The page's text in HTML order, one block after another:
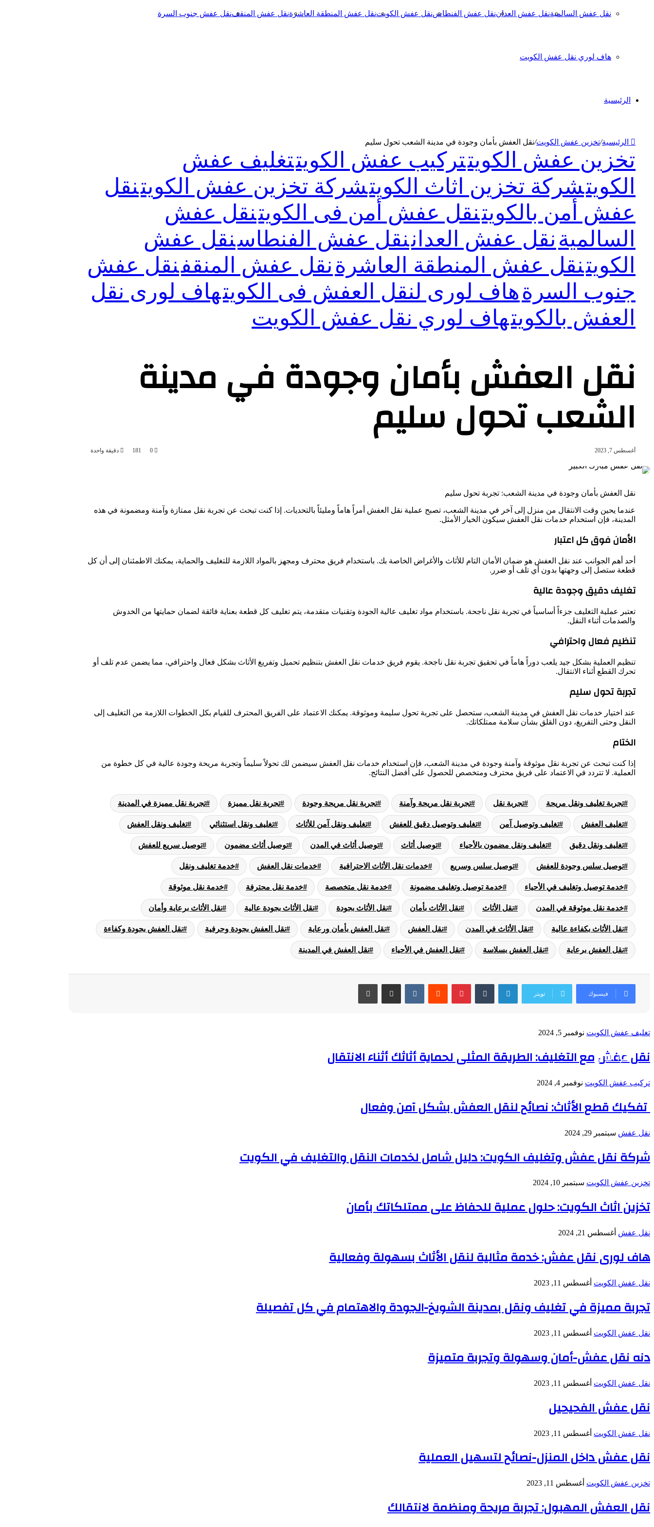
نقل عفش السالميةنقل عفش العداننقل عفش الفنطاسنقل عفش الكويتنقل عفش المنطقة العاشرةنقل عفش المنقفنقل عفش جنوب السرة
هاف لوري نقل عفش الكويت
الرئيسية
الرئيسية/تخزين عفش الكويت/نقل العفش بأمان وجودة في مدينة الشعب تحول سليم
تخزين عفش الكويتتركيب عفش الكويتتغليف عفش
الكويتشركة تخزين اثاث الكويتشركة تخزين عفش الكويتنقل
عفش أمن بالكويتنقل عفش أمن فى الكويتنقل عفش
السالمية نقل عفش العداننقل عفش الفنطاسنقل عفش
الكويتنقل عفش المنطقة العاشرة نقل عفش المنقفنقل عفش
جنوب السرة هاف لورى لنقل العفش فى الكويتهاف لورى نقل
العفش بالكويتهاف لوري نقل عفش الكويت
نقل العفش بأمان وجودة في مدينة
الشعب تحول سليم
أغسطس 7, 2023 0 دقيقة واحدة
نقل العفش بأمان وجودة في مدينة الشعب: تجربة تحول سليم
عندما يحين وقت الانتقال من منزل إلى آخر في مدينة الشعب، تصبح عملية نقل العفش أمراً هاماً ومليئاً بالتحديات. إذا كنت تبحث عن تجربة نقل ممتازة وآمنة ومضمونة في هذه
المدينة، فإن استخدام خدمات نقل العفش سيكون الخيار الأمثل.
الأمان فوق كل اعتبار
أحد أهم الجوانب عند نقل العفش هو ضمان الأمان التام للأثاث والأغراض الخاصة بك. باستخدام فريق محترف ومجهز بالمواد اللازمة للتغليف والحماية، يمكنك الاطمئنان إلى أن كل
قطعة ستصل إلى وجهتها بدون أي تلف أو ضرر.
تغليف دقيق وجودة عالية
تعتبر عملية التغليف جزءاً أساسياً في تجربة نقل ناجحة. باستخدام مواد تغليف عالية الجودة وتقنيات متقدمة، يتم تغليف كل قطعة بعناية فائقة لضمان حمايتها من الخدوش
والصدمات أثناء النقل.
تنظيم فعال واحترافي
تنظيم العملية بشكل جيد يلعب دوراً هاماً في تحقيق تجربة نقل ناجحة. يقوم فريق خدمات نقل العفش بتنظيم تحميل وتفريغ الأثاث بشكل فعال واحترافي، مما يضمن عدم تلف أو
تحرك القطع أثناء الانتقال.
تجربة تحول سليم
عند اختيار خدمات نقل العفش في مدينة الشعب، ستحصل على تجربة تحول سليمة وموثوقة. يمكنك الاعتماد على الفريق المحترف للقيام بكل الخطوات اللازمة من التغليف إلى
النقل وحتى التفريغ، دون القلق بشأن سلامة ممتلكاتك.
الختام
إذا كنت تبحث عن تجربة نقل موثوقة وآمنة وجودة في مدينة الشعب، فإن استخدام خدمات نقل العفش سيضمن لك تحولاً سليماً وتجربة مريحة وجودة عالية في كل خطوة من
العملية. لا تتردد في الاعتماد على فريق محترف ومتخصص للحصول على أفضل النتائج.
تجربة تغليف ونقل مريحة تجربة نقل تجربة نقل مريحة وآمنة تجربة نقل مريحة وجودة تجربة نقل مميزة تجربة نقل مميزة في المدينة
تغليف العفش تغليف وتوصيل آمن تغليف وتوصيل دقيق للعفش تغليف ونقل آمن للأثاث تغليف ونقل استثنائي تغليف ونقل العفش
تغليف ونقل دقيق تغليف ونقل مضمون بالأحياء توصيل أثاث توصيل أثاث في المدن توصيل أثاث مضمون توصيل سريع للعفش
توصيل سلس وجودة للعفش توصيل سلس وسريع خدمات نقل الأثاث الاحترافية خدمات نقل العفش خدمة تغليف ونقل
خدمة توصيل وتغليف في الأحياء خدمة توصيل وتغليف مضمونة خدمة نقل متخصصة خدمة نقل محترفة خدمة نقل موثوقة
خدمة نقل موثوقة في المدن نقل الأثاث نقل الأثاث بأمان نقل الأثاث بجودة نقل الأثاث بجودة عالية نقل الأثاث برعاية وأمان
نقل الأثاث بكفاءة عالية نقل الأثاث في المدن نقل العفش نقل العفش بأمان ورعاية نقل العفش بجودة وحرفية نقل العفش بجودة وكفاءة
نقل العفش برعاية نقل العفش بسلاسة نقل العفش في الأحياء نقل العفش في المدينة
فيسبوك تويتر
لينكدإن بينتيريست مشاركة عبر البريد طباعة
أقرأ التالي
تغليف عفش الكويت نوفمبر 5, 2024
نقل عفش مع التغليف: الطريقة المثلى لحماية أثاثك أثناء الانتقال
تركيب عفش الكويت نوفمبر 4, 2024
تفكيك قطع الأثاث: نصائح لنقل العفش بشكل آمن وفعال
نقل عفش سبتمبر 29, 2024
شركة نقل عفش وتغليف الكويت: دليل شامل لخدمات النقل والتغليف في الكويت
تخزين عفش الكويت سبتمبر 10, 2024
تخزين اثاث الكويت: حلول عملية للحفاظ على ممتلكاتك بأمان
نقل عفش أغسطس 21, 2024
هاف لورى نقل عفش: خدمة مثالية لنقل الأثاث بسهولة وفعالية
نقل عفش الكويت أغسطس 11, 2023
تجربة مميزة في تغليف ونقل بمدينة الشويخ-الجودة والاهتمام في كل تفصيلة
نقل عفش الكويت أغسطس 11, 2023
دنه نقل عفش-أمان وسهولة وتجربة متميزة
نقل عفش الكويت أغسطس 11, 2023
نقل عفش الفحيحيل
نقل عفش الكويت أغسطس 11, 2023
نقل عفش داخل المنزل-نصائح لتسهيل العملية
تخزين عفش الكويت أغسطس 11, 2023
نقل العفش المهبول: تجربة مريحة ومنظمة لانتقالك